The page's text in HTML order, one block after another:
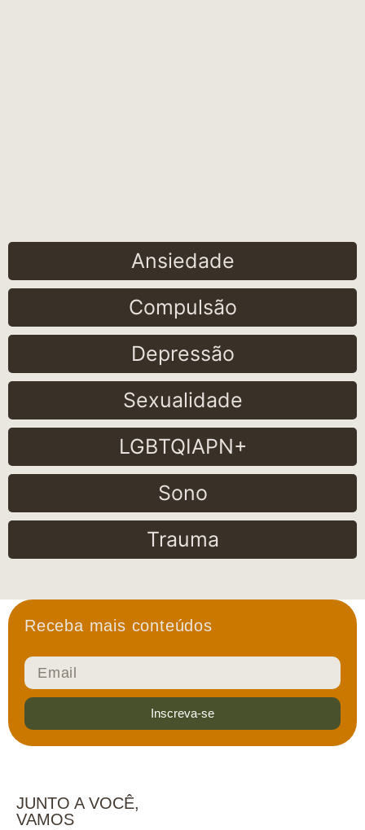
Ansiedade
Compulsão
Depressão
Sexualidade
LGBTQIAPN+
Sono
Trauma
Receba mais conteúdos
Inscreva-se
JUNTO A VOCÊ,
VAMOS